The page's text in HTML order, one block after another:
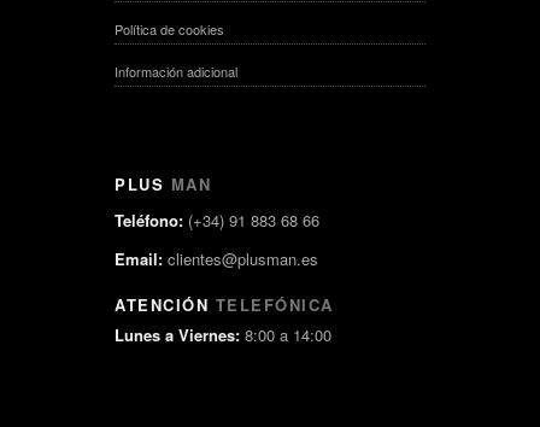
Política de cookies
Información adicional
PLUS MAN
Teléfono: (+34) 91 883 68 66
Email: clientes@plusman.es
ATENCIÓN TELEFÓNICA
Lunes a Viernes: 8:00 a 14:00